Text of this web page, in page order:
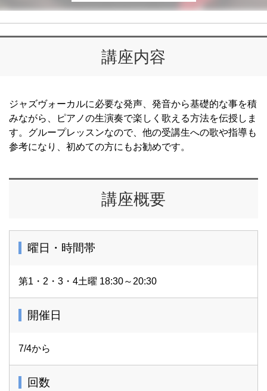
講座内容
ジャズヴォーカルに必要な発声、発音から基礎的な事を積
みながら、ピアノの生演奏で楽しく歌える方法を伝授しま
す。グループレッスンなので、他の受講生への歌や指導も
参考になり、初めての方にもお勧めです。
講座概要
曜日・時間帯
第1・2・3・4土曜 18:30～20:30
開催日
7/4から
回数